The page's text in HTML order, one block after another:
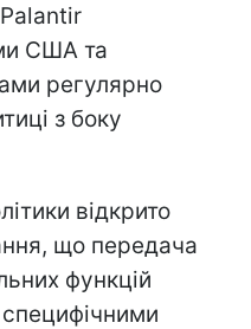
США та
регулярно
з боку
відкрито
що передача
функцій
специфічними